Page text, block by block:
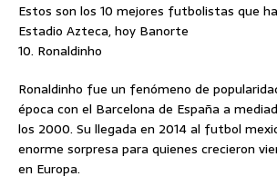
Estos son los 10 mejores futbolistas que
Estadio Azteca, hoy Banorte
10. Ronaldinho
Ronaldinho fue un fenómeno de
época con el Barcelona de España a
los 2000. Su llegada en 2014 al futbol
enorme sorpresa para quienes crecieron
en Europa.